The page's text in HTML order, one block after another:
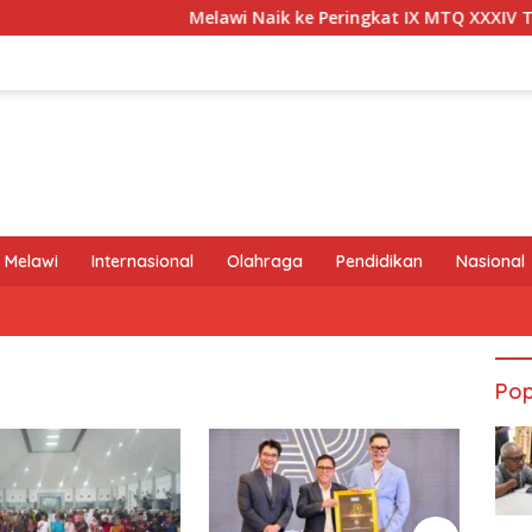
Melawi Naik ke Peringkat IX MTQ XXXIV
Melawi Internasional Olahraga Pendidikan Nasional